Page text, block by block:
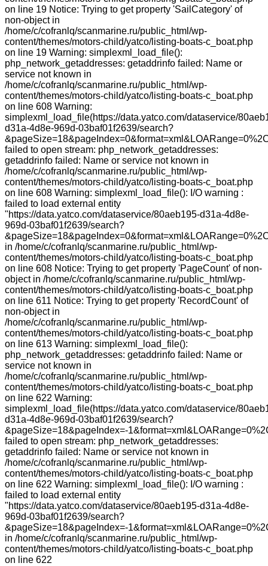
on line 19 Notice: Trying to get property 'SailCategory' of
non-object in
/home/c/cofranlq/scanmarine.ru/public_html/wp-
content/themes/motors-child/yatco/listing-boats-c_boat.php
on line 19 Warning: simplexml_load_file():
php_network_getaddresses: getaddrinfo failed: Name or
service not known in
/home/c/cofranlq/scanmarine.ru/public_html/wp-
content/themes/motors-child/yatco/listing-boats-c_boat.php
on line 608 Warning:
simplexml_load_file(https://data.yatco.com/dataservice/
d31a-4d8e-969d-03baf01f2639/search?
failed to open stream: php_network_getaddresses:
getaddrinfo failed: Name or service not known in
/home/c/cofranlq/scanmarine.ru/public_html/wp-
content/themes/motors-child/yatco/listing-boats-c_boat.php
on line 608 Warning: simplexml_load_file(): I/O warning :
failed to load external entity
"https://data.yatco.com/dataservice/80aeb195-d31a-4d8e-
969d-03baf01f2639/search?
in /home/c/cofranlq/scanmarine.ru/public_html/wp-
content/themes/motors-child/yatco/listing-boats-c_boat.php
on line 608 Notice: Trying to get property 'PageCount' of non-
object in /home/c/cofranlq/scanmarine.ru/public_html/wp-
content/themes/motors-child/yatco/listing-boats-c_boat.php
on line 611 Notice: Trying to get property 'RecordCount' of
non-object in
/home/c/cofranlq/scanmarine.ru/public_html/wp-
content/themes/motors-child/yatco/listing-boats-c_boat.php
on line 613 Warning: simplexml_load_file():
php_network_getaddresses: getaddrinfo failed: Name or
service not known in
/home/c/cofranlq/scanmarine.ru/public_html/wp-
content/themes/motors-child/yatco/listing-boats-c_boat.php
on line 622 Warning:
simplexml_load_file(https://data.yatco.com/dataservice/
d31a-4d8e-969d-03baf01f2639/search?
&pageSize=18&pageIndex=-
failed to open stream: php_network_getaddresses:
getaddrinfo failed: Name or service not known in
/home/c/cofranlq/scanmarine.ru/public_html/wp-
content/themes/motors-child/yatco/listing-boats-c_boat.php
on line 622 Warning: simplexml_load_file(): I/O warning :
failed to load external entity
"https://data.yatco.com/dataservice/80aeb195-d31a-4d8e-
969d-03baf01f2639/search?
&pageSize=18&pageIndex=-
in /home/c/cofranlq/scanmarine.ru/public_html/wp-
content/themes/motors-child/yatco/listing-boats-c_boat.php
on line 622